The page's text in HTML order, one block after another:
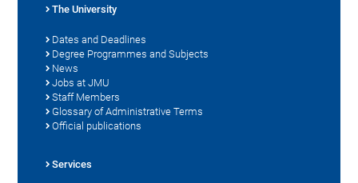
The University
Dates and Deadlines
Degree Programmes and Subjects
News
Jobs at JMU
Staff Members
Glossary of Administrative Terms
Official publications
Services